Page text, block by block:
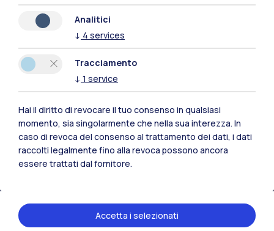
Polimi Community
Tutti i siti dell’ecosistema
Analitici
↓ 4 services
Tracciamento
↓ 1 service
Hai il diritto di revocare il tuo consenso in qualsiasi
momento, sia singolarmente che nella sua interezza. In
caso di revoca del consenso al trattamento dei dati, i dati
raccolti legalmente fino alla revoca possono ancora
essere trattati dal fornitore.
Accetta i selezionati